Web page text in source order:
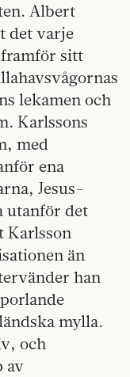
Albert
det varje
sitt
lekamen och
Karlssons
med
ena
Jesus-
utanför det
Karlsson
än
han
mylla.
och
av